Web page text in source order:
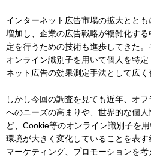
インターネット広告市場の拡大とと
増加し、企業の広告戦略が複雑化す
定を行うための技術も進歩してきた
オンライン識別子を用いて個人を特
ネット広告の効果測定手法として広く
しかし今回の調査を見ても近年、オ
へのニーズの高まりや、世界的な個
ど、Cookie等のオンライン識別子を
環境が大きく変化していることを表
マーケティング、プロモーションを